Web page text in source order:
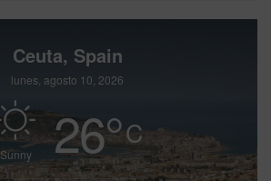
Ceuta, Spain
lunes, agosto 10, 2026
Sunny 26°C